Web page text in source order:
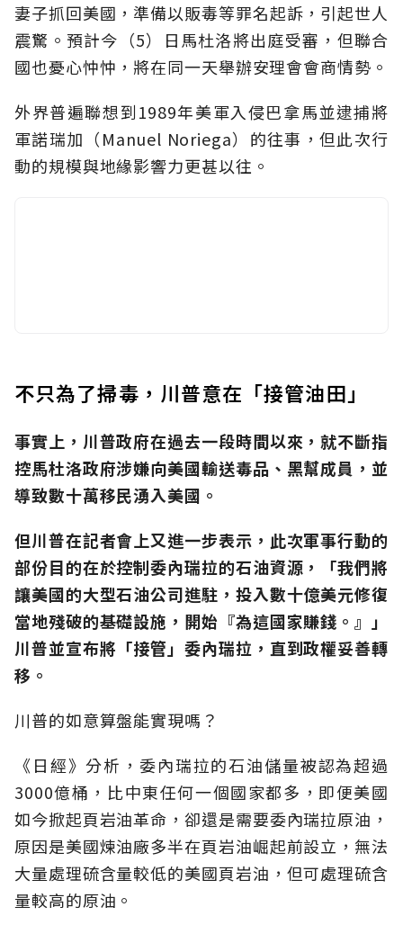
妻子抓回美國，準備以販毒等罪名起訴，引起世人
震驚。預計今（5）日馬杜洛將出庭受審，但聯合
國也憂心忡忡，將在同一天舉辦安理會會商情勢。
外界普遍聯想到1989年美軍入侵巴拿馬並逮捕將
軍諾瑞加（Manuel Noriega）的往事，但此次行
動的規模與地緣影響力更甚以往。
不只為了掃毒，川普意在「接管油田」
事實上，川普政府在過去一段時間以來，就不斷指
控馬杜洛政府涉嫌向美國輸送毒品、黑幫成員，並
導致數十萬移民湧入美國。
但川普在記者會上又進一步表示，此次軍事行動的
部份目的在於控制委內瑞拉的石油資源，「我們將
讓美國的大型石油公司進駐，投入數十億美元修復
當地殘破的基礎設施，開始『為這國家賺錢。』」
川普並宣布將「接管」委內瑞拉，直到政權妥善轉
移。
川普的如意算盤能實現嗎？
《日經》分析，委內瑞拉的石油儲量被認為超過
3000億桶，比中東任何一個國家都多，即便美國
如今掀起頁岩油革命，卻還是需要委內瑞拉原油，
原因是美國煉油廠多半在頁岩油崛起前設立，無法
大量處理硫含量較低的美國頁岩油，但可處理硫含
量較高的原油。